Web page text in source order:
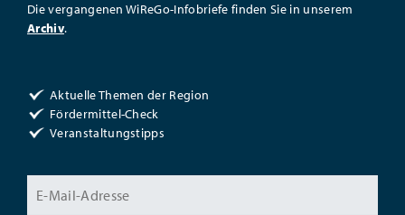
Die vergangenen WiReGo-Infobriefe finden Sie in unserem
Archiv.
Aktuelle Themen der Region
Fördermittel-Check
Veranstaltungstipps